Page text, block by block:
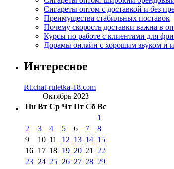
Сигареты оптом с доставкой и без
Преимущества стабильных поставок
Почему скорость доставки важна в
Курсы по работе с клиентами для
Дорамы онлайн с хорошим звуком и
Интересное
Rt.chat-ruletka-18.com
Октябрь 2023
Пн Вт Ср Чт Пт Сб Вс
1
2
3 4 5 6 7
8
9
10 11 12 13 14 15
16 17 18 19 20 21
22
23 24 25 26 27 28 29